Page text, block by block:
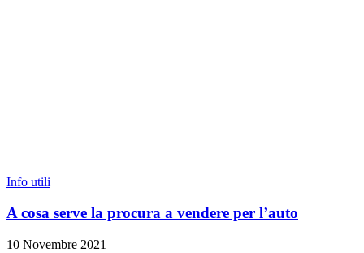
Info utili
A cosa serve la procura a vendere per l’auto
10 Novembre 2021